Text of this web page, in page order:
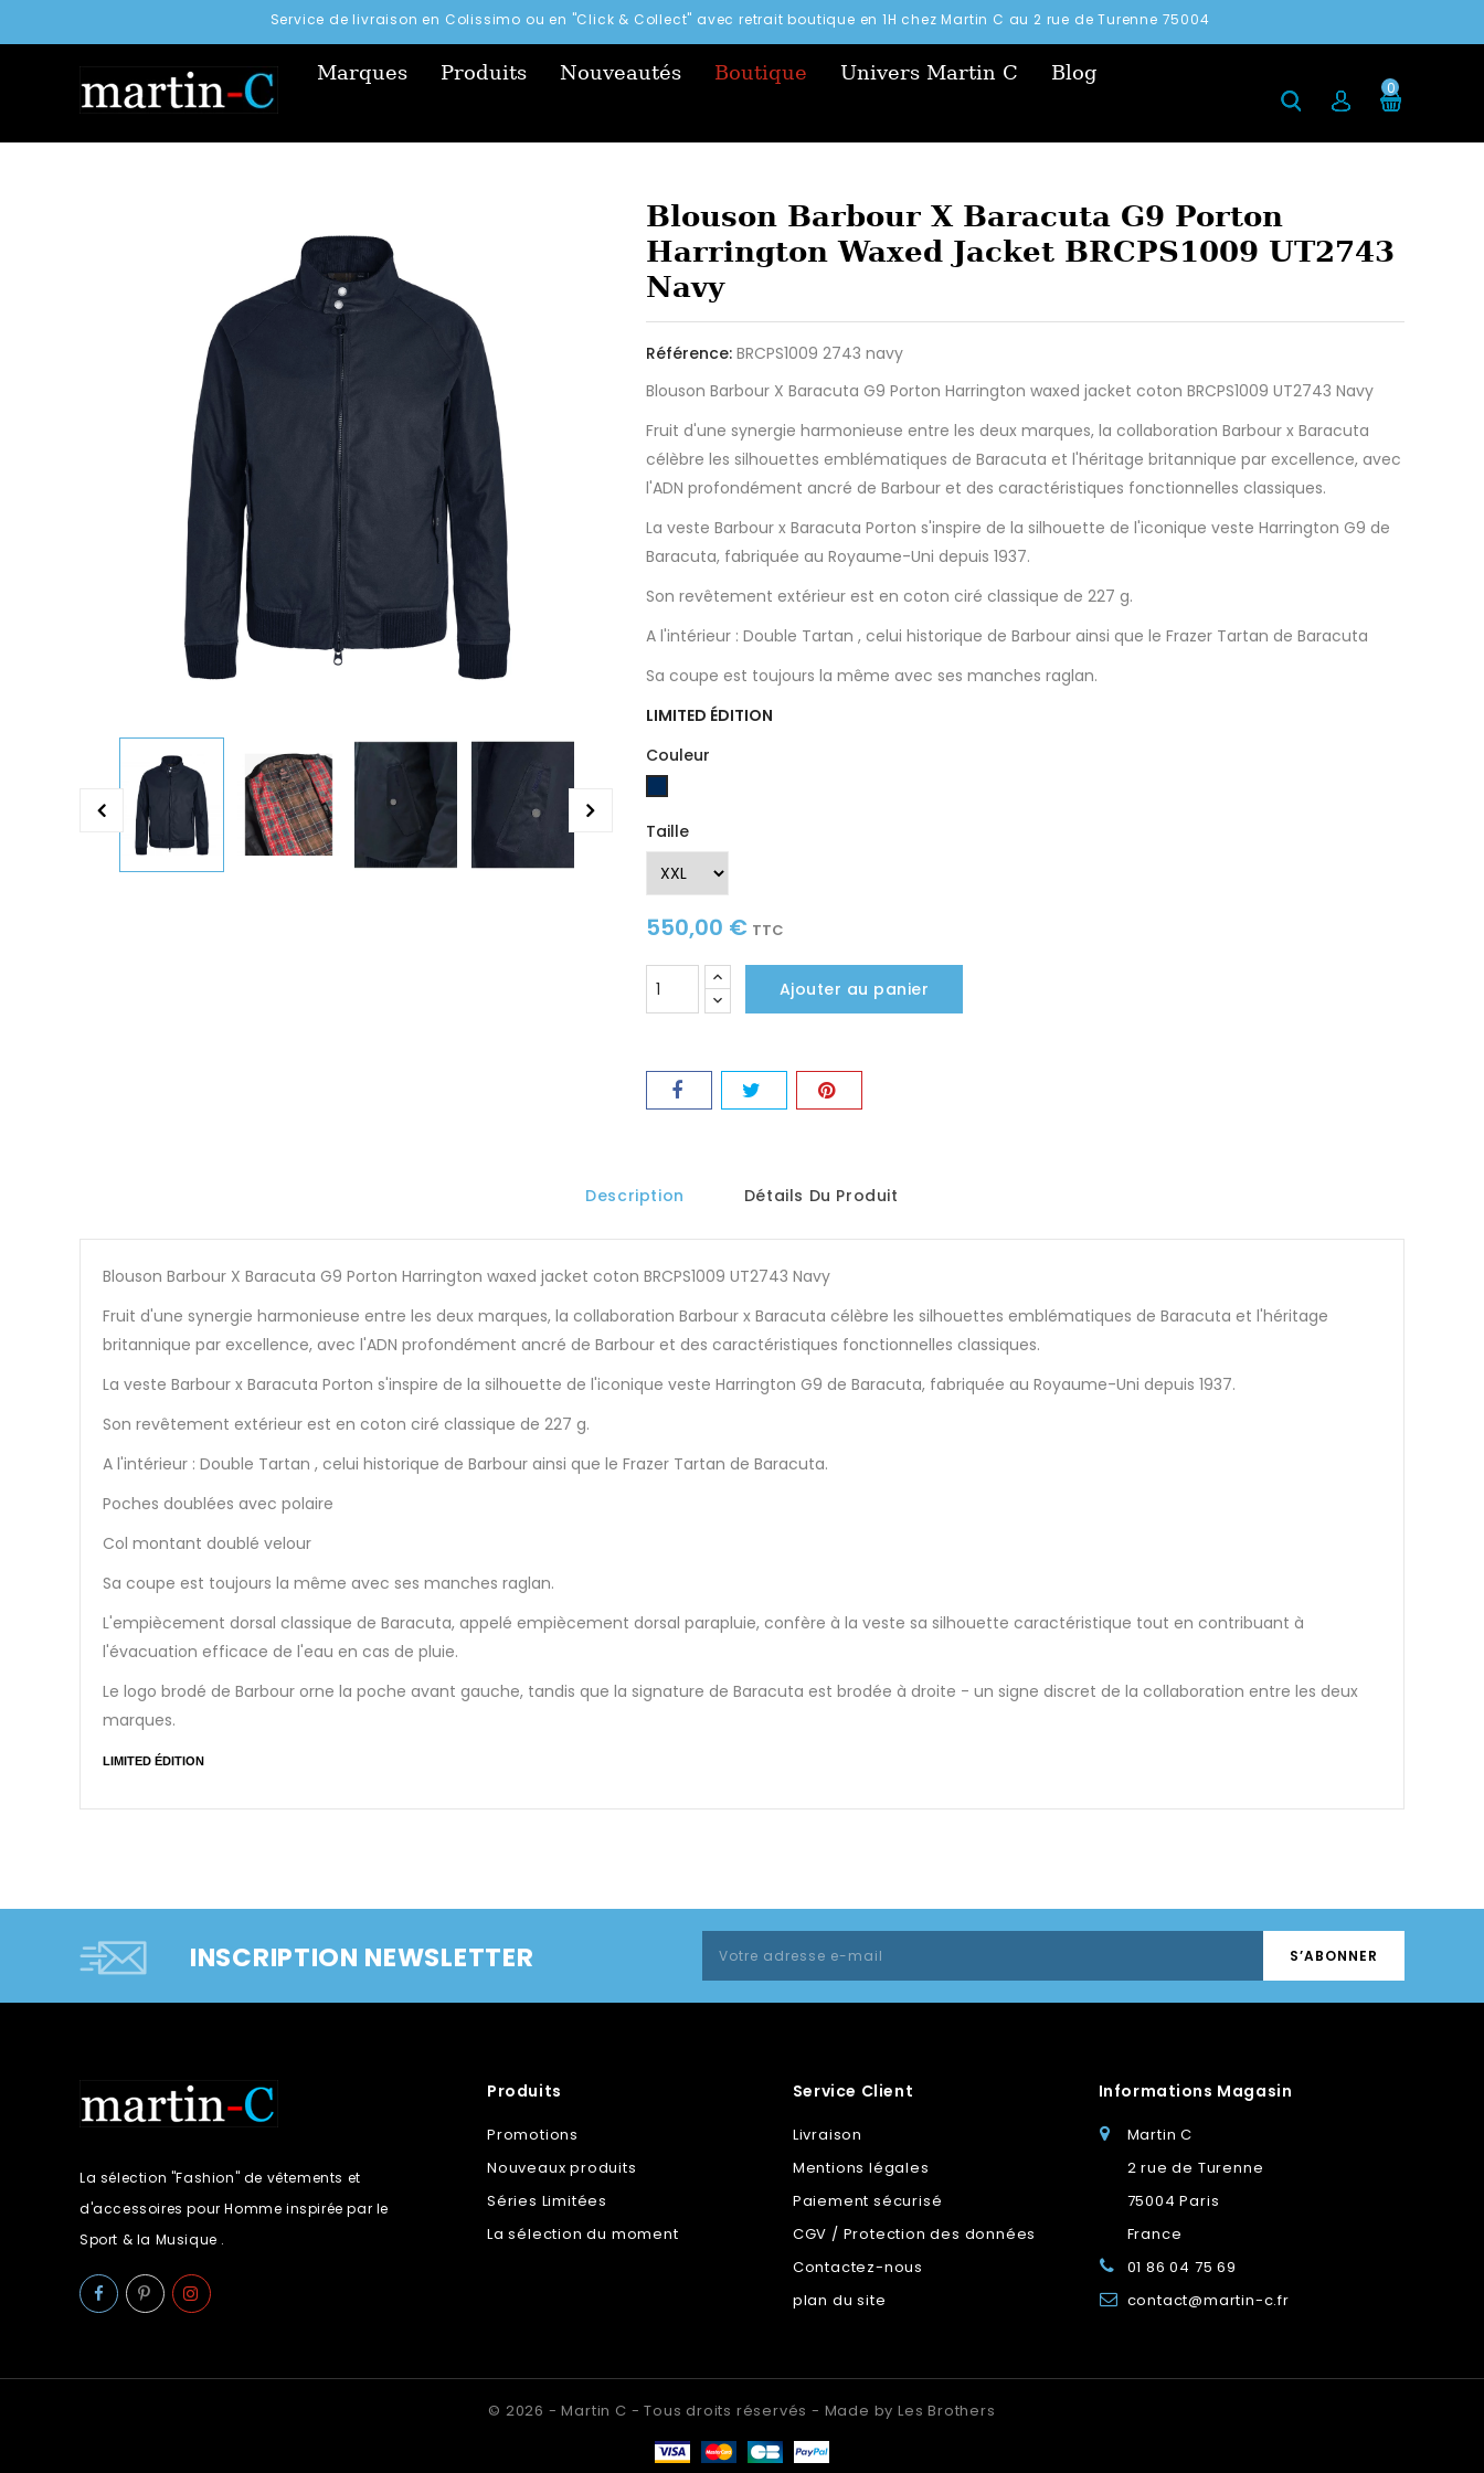
Service de livraison en Colissimo ou en "Click & Collect" avec retrait boutique en 1H chez Martin C au 2 rue de Turenne 75004
0
Marques Produits Nouveautés Boutique Univers Martin C Blog
Blouson Barbour X Baracuta G9 Porton
Harrington Waxed Jacket BRCPS1009 UT2743
Navy
Référence: BRCPS1009 2743 navy
Blouson Barbour X Baracuta G9 Porton Harrington waxed jacket coton BRCPS1009 UT2743 Navy
Fruit d'une synergie harmonieuse entre les deux marques, la collaboration Barbour x Baracuta
célèbre les silhouettes emblématiques de Baracuta et l'héritage britannique par excellence, avec
l'ADN profondément ancré de Barbour et des caractéristiques fonctionnelles classiques.
La veste Barbour x Baracuta Porton s'inspire de la silhouette de l'iconique veste Harrington G9 de
Baracuta, fabriquée au Royaume-Uni depuis 1937.
Son revêtement extérieur est en coton ciré classique de 227 g.
A l'intérieur : Double Tartan , celui historique de Barbour ainsi que le Frazer Tartan de Baracuta
Sa coupe est toujours la même avec ses manches raglan.
LIMITED ÉDITION
Couleur
Dark
Navy
Taille
550,00 € TTC
Ajouter au panier
Description Détails Du Produit
Blouson Barbour X Baracuta G9 Porton Harrington waxed jacket coton BRCPS1009 UT2743 Navy
Fruit d'une synergie harmonieuse entre les deux marques, la collaboration Barbour x Baracuta célèbre les silhouettes emblématiques de Baracuta et l'héritage
britannique par excellence, avec l'ADN profondément ancré de Barbour et des caractéristiques fonctionnelles classiques.
La veste Barbour x Baracuta Porton s'inspire de la silhouette de l'iconique veste Harrington G9 de Baracuta, fabriquée au Royaume-Uni depuis 1937.
Son revêtement extérieur est en coton ciré classique de 227 g.
A l'intérieur : Double Tartan , celui historique de Barbour ainsi que le Frazer Tartan de Baracuta.
Poches doublées avec polaire
Col montant doublé velour
Sa coupe est toujours la même avec ses manches raglan.
L'empiècement dorsal classique de Baracuta, appelé empiècement dorsal parapluie, confère à la veste sa silhouette caractéristique tout en contribuant à
l'évacuation efficace de l'eau en cas de pluie.
Le logo brodé de Barbour orne la poche avant gauche, tandis que la signature de Baracuta est brodée à droite - un signe discret de la collaboration entre les deux
marques.
LIMITED ÉDITION
INSCRIPTION NEWSLETTER
La sélection "Fashion" de vêtements et
d'accessoires pour Homme inspirée par le
Sport & la Musique .
Produits
Promotions
Nouveaux produits
Séries Limitées
La sélection du moment
Service Client
Livraison
Mentions légales
Paiement sécurisé
CGV / Protection des données
Contactez-nous
plan du site
Informations Magasin
Martin C
2 rue de Turenne
75004 Paris
France
01 86 04 75 69
contact@martin-c.fr
© 2026 - Martin C - Tous droits réservés - Made by Les Brothers